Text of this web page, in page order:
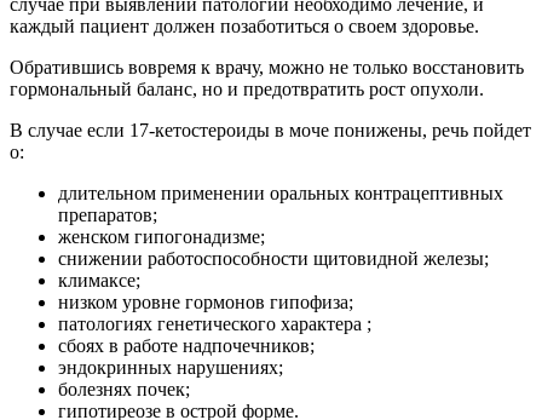
каждый пациент должен позаботиться о своем здоровье.
Обратившись вовремя к врачу, можно не только восстановить
гормональный баланс, но и предотвратить рост опухоли.
В случае если 17-кетостероиды в моче понижены, речь пойдет
о:
длительном применении оральных контрацептивных
препаратов;
женском гипогонадизме;
снижении работоспособности щитовидной железы;
климаксе;
низком уровне гормонов гипофиза;
патологиях генетического характера ;
сбоях в работе надпочечников;
эндокринных нарушениях;
болезнях почек;
гипотиреозе в острой форме.